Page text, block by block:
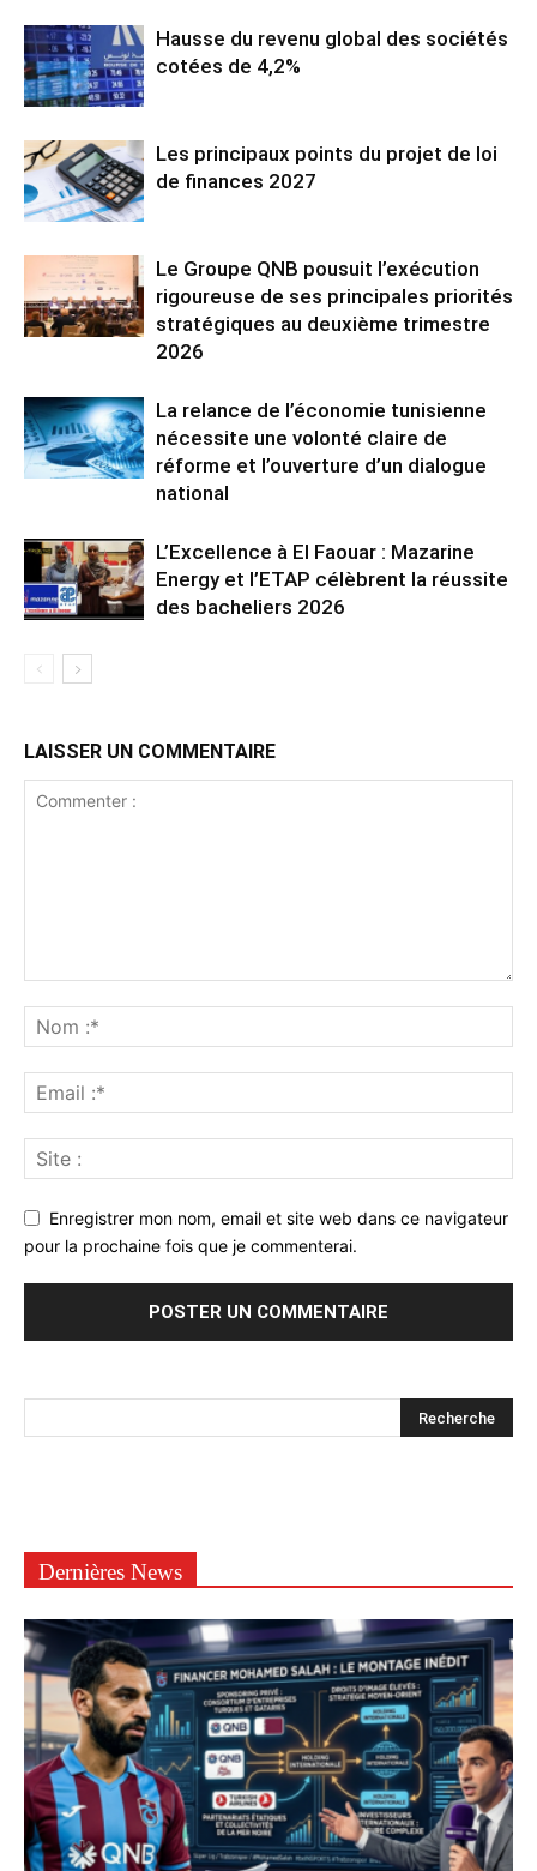
Hausse du revenu global des sociétés
cotées de 4,2%
Les principaux points du projet de loi
de finances 2027
Le Groupe QNB pousuit l’exécution
rigoureuse de ses principales priorités
stratégiques au deuxième trimestre
2026
La relance de l’économie tunisienne
nécessite une volonté claire de
réforme et l’ouverture d’un dialogue
national
L’Excellence à El Faouar : Mazarine
Energy et l’ETAP célèbrent la réussite
des bacheliers 2026
LAISSER UN COMMENTAIRE
Enregistrer mon nom, email et site web dans ce navigateur
pour la prochaine fois que je commenterai.
Dernières News